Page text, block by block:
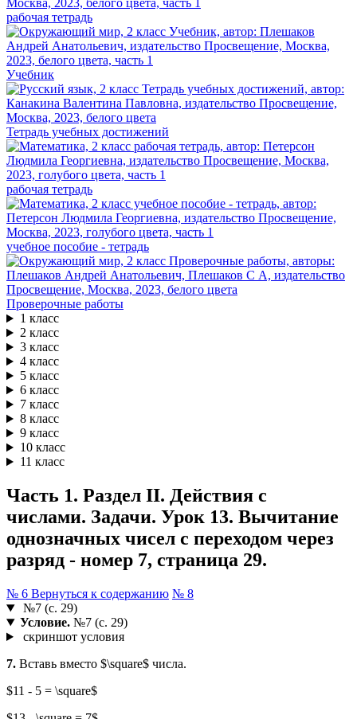
рабочая тетрадь
Учебник
Тетрадь учебных достижений
рабочая тетрадь
учебное пособие - тетрадь
Проверочные работы
1 класс
2 класс
3 класс
4 класс
5 класс
6 класс
7 класс
8 класс
9 класс
10 класс
11 класс
Часть 1. Раздел II. Действия с
числами. Задачи. Урок 13. Вычитание
однозначных чисел с переходом через
разряд - номер 7, страница 29.
№ 6 Вернуться к содержанию № 8
№7 (с. 29)
Условие.№7 (с. 29)
скриншот условия
7. Вставь вместо $\square$ числа.
$11 - 5 = \square$